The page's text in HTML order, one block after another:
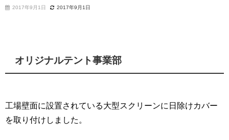
2017年9月1日 2017年9月1日
オリジナルテント事業部
工場壁面に設置されている大型スクリーンに日除けカバー
を取り付けしました。